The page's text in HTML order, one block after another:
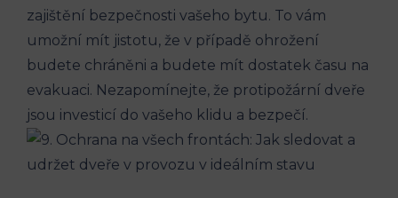
zajištění bezpečnosti vašeho bytu. To vám
umožní mít jistotu, že v případě ohrožení
budete chráněni a budete mít dostatek času na
evakuaci. Nezapomínejte, že protipožární dveře
jsou investicí do vašeho klidu a bezpečí.